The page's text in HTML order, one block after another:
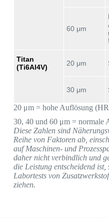
60 μm
Titan
(Ti6Al4V)
20 μm
30 μm
20 μm = hohe Auflösung
30, 40 und 60 μm = normale
Diese Zahlen sind
Reihe von Faktoren ab,
auf Maschinen- und
daher nicht verbindlich und
die Leistung entscheidend
Labortests von
ziehen.